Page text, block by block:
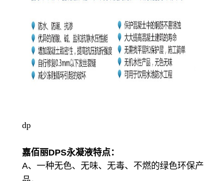
dp
嘉佰丽DPS永凝液特点：
A、一种无色、无味、无毒、不燃的绿色环保产